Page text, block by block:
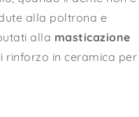
alla poltrona e
alla masticazione
rinforzo in ceramica per